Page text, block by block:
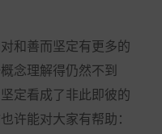
和善而坚定有更多的
念理解得仍然不到
定看成了非此即彼的
许能对大家有帮助：